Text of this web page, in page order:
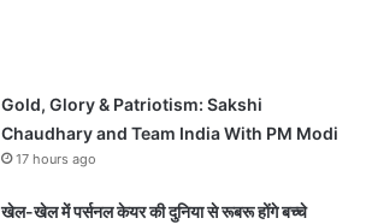
Gold, Glory & Patriotism: Sakshi
Chaudhary and Team India With PM Modi
17 hours ago
खेल-खेल में पर्सनल केयर की दुनिया से रूबरू होंगे बच्चे